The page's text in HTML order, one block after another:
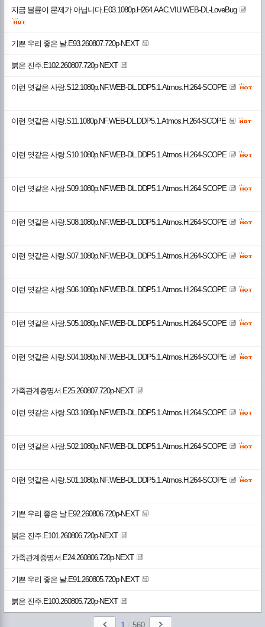
지금 불륜이 문제가 아닙니다.E03.1080p.H264.AAC.VIU.WEB-DL-LoveBug
기쁜 우리 좋은 날.E93.260807.720p-NEXT
붉은 진주.E102.260807.720p-NEXT
이런 엿같은 사랑.S12.1080p.NF.WEB-DL.DDP5.1.Atmos.H.264-SCOPE
이런 엿같은 사랑.S11.1080p.NF.WEB-DL.DDP5.1.Atmos.H.264-SCOPE
이런 엿같은 사랑.S10.1080p.NF.WEB-DL.DDP5.1.Atmos.H.264-SCOPE
이런 엿같은 사랑.S09.1080p.NF.WEB-DL.DDP5.1.Atmos.H.264-SCOPE
이런 엿같은 사랑.S08.1080p.NF.WEB-DL.DDP5.1.Atmos.H.264-SCOPE
이런 엿같은 사랑.S07.1080p.NF.WEB-DL.DDP5.1.Atmos.H.264-SCOPE
이런 엿같은 사랑.S06.1080p.NF.WEB-DL.DDP5.1.Atmos.H.264-SCOPE
이런 엿같은 사랑.S05.1080p.NF.WEB-DL.DDP5.1.Atmos.H.264-SCOPE
이런 엿같은 사랑.S04.1080p.NF.WEB-DL.DDP5.1.Atmos.H.264-SCOPE
가족관계증명서.E25.260807.720p-NEXT
이런 엿같은 사랑.S03.1080p.NF.WEB-DL.DDP5.1.Atmos.H.264-SCOPE
이런 엿같은 사랑.S02.1080p.NF.WEB-DL.DDP5.1.Atmos.H.264-SCOPE
이런 엿같은 사랑.S01.1080p.NF.WEB-DL.DDP5.1.Atmos.H.264-SCOPE
기쁜 우리 좋은 날.E92.260806.720p-NEXT
붉은 진주.E101.260806.720p-NEXT
가족관계증명서.E24.260806.720p-NEXT
기쁜 우리 좋은 날.E91.260805.720p-NEXT
붉은 진주.E100.260805.720p-NEXT
1 560